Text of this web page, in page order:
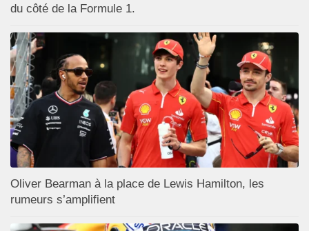
du côté de la Formule 1.
Oliver Bearman à la place de Lewis Hamilton, les
rumeurs s’amplifient